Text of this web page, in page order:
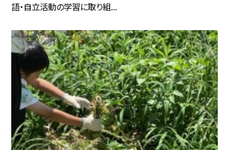
語・自立活動の学習に取り組...